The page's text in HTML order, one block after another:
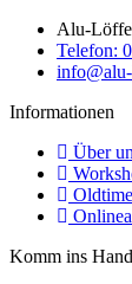
Alu-
Telefon:
Informationen
Über
Komm ins